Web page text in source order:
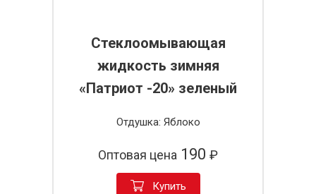
Стеклоомывающая
жидкость зимняя
«Патриот -20» зеленый
Отдушка: Яблоко
Оптовая цена 190 ₽
Купить